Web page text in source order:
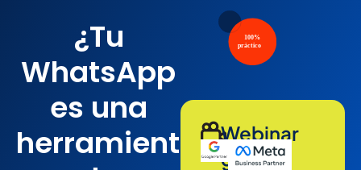
Clientify
¿Tu
WhatsApp
es una
herramienta
Webinar
gratis